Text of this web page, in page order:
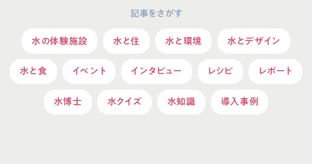
記事をさがす
水の体験施設 水と住 水と環境 水とデザイン
水と食 イベント インタビュー レシピ レポート
水博士 水クイズ 水知識 導入事例